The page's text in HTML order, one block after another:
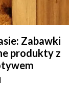
Zabawki
produkty z